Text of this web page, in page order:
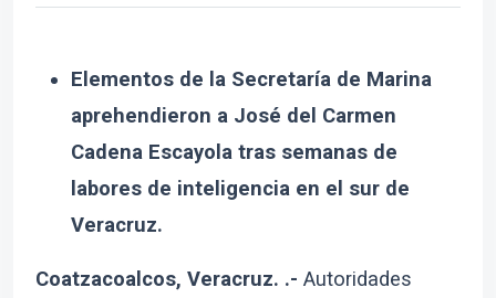
Elementos de la Secretaría de Marina
aprehendieron a José del Carmen
Cadena Escayola tras semanas de
labores de inteligencia en el sur de
Veracruz.
Coatzacoalcos, Veracruz. .- Autoridades